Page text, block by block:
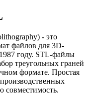
- это
файлов для 3D-
году. STL-файлы
треугольных граней
формате. Простая
совместимость.